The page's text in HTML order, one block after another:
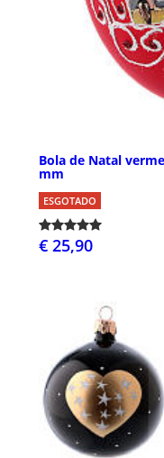
Bola de Natal
mm
ESGOTADO
€ 25,90